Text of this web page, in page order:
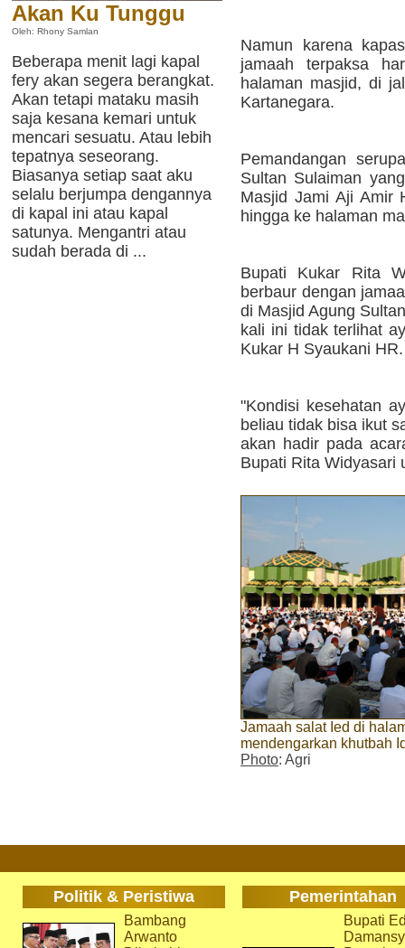
Akan Ku Tunggu
Oleh: Rhony Samlan
Beberapa menit lagi kapal
fery akan segera berangkat.
Akan tetapi mataku masih
saja kesana kemari untuk
mencari sesuatu. Atau lebih
tepatnya seseorang.
Biasanya setiap saat aku
selalu berjumpa dengannya
di kapal ini atau kapal
satunya. Mengantri atau
sudah berada di ...
Namun karena
jamaah terpaksa
halaman masjid, di
Kartanegara.
Pemandangan
Sultan Sulaiman
Masjid Jami Aji Amir
hingga ke halaman
Bupati Kukar Rita
berbaur dengan
di Masjid Agung
kali ini tidak terlihat
Kukar H Syaukani HR.
"Kondisi kesehatan
beliau tidak bisa ikut
akan hadir pada
Bupati Rita Widyasari
Jamaah salat Ied di
mendengarkan khutbah
Photo: Agri
Politik & Peristiwa Pemerintahan
Bambang
Arwanto
Bupati